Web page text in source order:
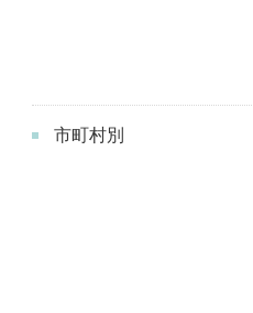
市町村別